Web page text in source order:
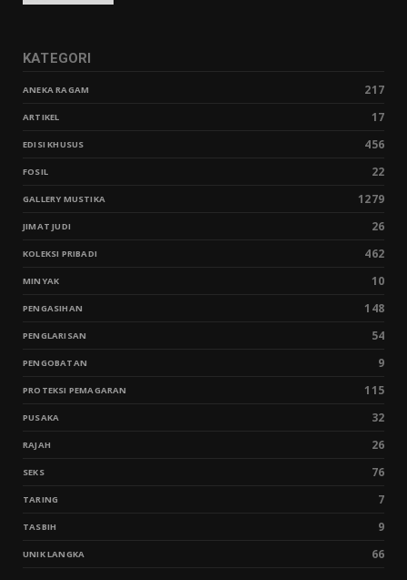
KATEGORI
ANEKA RAGAM 217
ARTIKEL 17
EDISI KHUSUS 456
FOSIL 22
GALLERY MUSTIKA 1279
JIMAT JUDI 26
KOLEKSI PRIBADI 462
MINYAK 10
PENGASIHAN 148
PENGLARISAN 54
PENGOBATAN 9
PROTEKSI PEMAGARAN 115
PUSAKA 32
RAJAH 26
SEKS 76
TARING 7
TASBIH 9
UNIK LANGKA 66